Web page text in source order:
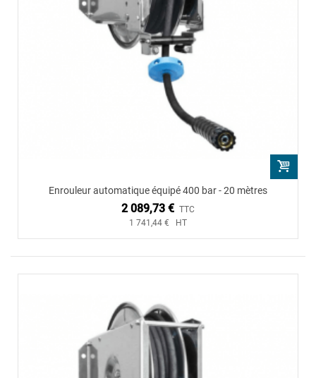
Enrouleur automatique équipé 400 bar - 20 mètres
2 089,73 € TTC
1 741,44 € HT